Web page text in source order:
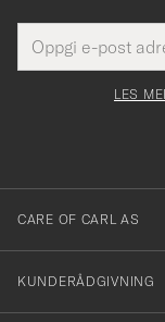
postadresse
felt
Tack
för
dig
till
vårt
nyhetsbrev!
LES
CARE OF CARL AS
KUNDERÅDGIVNING